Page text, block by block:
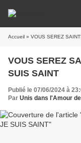
Accueil » VOUS SEREZ
VOUS SEREZ
SUIS SAINT
Publié le 07/06/2024 à
Par Unis dans l'Amour